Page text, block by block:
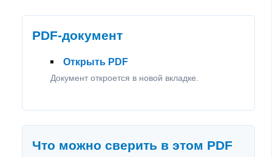
PDF-документ
Открыть PDF
Документ откроется в новой вкладке.
Что можно сверить в этом PDF